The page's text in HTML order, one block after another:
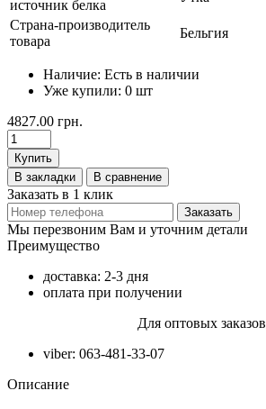
источник белка
Страна-производитель
товара
Бельгия
Наличие: Есть в наличии
Уже купили: 0 шт
4827.00 грн.
Купить
В закладки
В сравнение
Заказать в 1 клик
Заказать
Мы перезвоним Вам и уточним детали
Преимущество
доставка: 2-3 дня
оплата при получении
Для оптовых заказов
viber: 063-481-33-07
Описание